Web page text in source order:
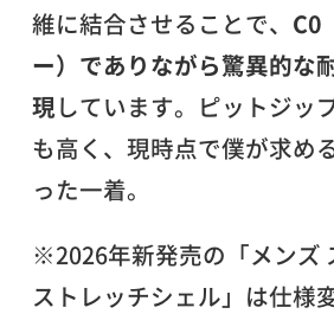
維に結合させることで、 C0
ー）でありながら驚異的な
現しています。ピットジッ
も高く、現時点で僕が求め
った一着。
※2026年新発売の「メンズ
ストレッチシェル」は仕様